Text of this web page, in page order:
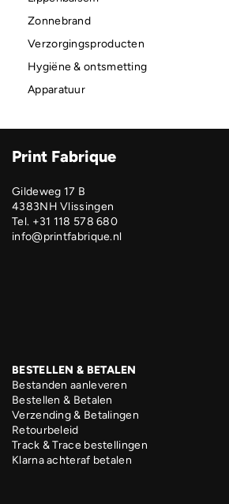
Zonnebrand
Verzorgingsproducten
Hygiëne & ontsmetting
Apparatuur
Print Fabrique
Gildeweg 17 B
4383NH Vlissingen
Tel. +31 118 578 680
info@printfabrique.nl
BESTELLEN & BETALEN
Bestanden aanleveren
Bestellen & Betalen
Verzending & Betalingen
Retourbeleid
Track & Trace bestellingen
Klarna achteraf betalen